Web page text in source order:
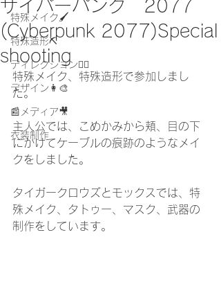
特殊メイク🖌
特殊造形⛏
ディレクション👯‍♀️
デザイン👩‍🎨
📰メディア🎥
衣装制作
サイバーパンク 2077
(Cyberpunk 2077)Special
shooting
特殊メイク、特殊造形で参加しまし
た。
主人公では、こめかみから頬、目の下
にかけてケーブルの痕跡のようなメイ
クをしました。
タイガークロウズとモックスでは、特
殊メイク、タトゥー、マスク、武器の
制作をしています。